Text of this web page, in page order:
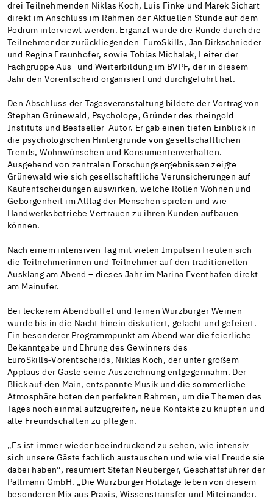
drei Teilnehmenden Niklas Koch, Luis Finke und Marek Sichart
direkt im Anschluss im Rahmen der Aktuellen Stunde auf dem
Podium interviewt werden. Ergänzt wurde die Runde durch die
Teilnehmer der zurückliegenden EuroSkills, Jan Dirkschnieder
und Regina Fraunhofer, sowie Tobias Michalak, Leiter der
Fachgruppe Aus- und Weiterbildung im BVPF, der in diesem
Jahr den Vorentscheid organisiert und durchgeführt hat.
Den Abschluss der Tagesveranstaltung bildete der Vortrag von
Stephan Grünewald, Psychologe, Gründer des rheingold
Instituts und Bestseller-Autor. Er gab einen tiefen Einblick in
die psychologischen Hintergründe von gesellschaftlichen
Trends, Wohnwünschen und Konsumentenverhalten.
Ausgehend von zentralen Forschungsergebnissen zeigte
Grünewald wie sich gesellschaftliche Verunsicherungen auf
Kaufentscheidungen auswirken, welche Rollen Wohnen und
Geborgenheit im Alltag der Menschen spielen und wie
Handwerksbetriebe Vertrauen zu ihren Kunden aufbauen
können.
Nach einem intensiven Tag mit vielen Impulsen freuten sich
die Teilnehmerinnen und Teilnehmer auf den traditionellen
Ausklang am Abend – dieses Jahr im Marina Eventhafen direkt
am Mainufer.
Bei leckerem Abendbuffet und feinen Würzburger Weinen
wurde bis in die Nacht hinein diskutiert, gelacht und gefeiert.
Ein besonderer Programmpunkt am Abend war die feierliche
Bekanntgabe und Ehrung des Gewinners des
EuroSkills‑Vorentscheids, Niklas Koch, der unter großem
Applaus der Gäste seine Auszeichnung entgegennahm. Der
Blick auf den Main, entspannte Musik und die sommerliche
Atmosphäre boten den perfekten Rahmen, um die Themen des
Tages noch einmal aufzugreifen, neue Kontakte zu knüpfen und
alte Freundschaften zu pflegen.
„Es ist immer wieder beeindruckend zu sehen, wie intensiv
sich unsere Gäste fachlich austauschen und wie viel Freude sie
dabei haben“, resümiert Stefan Neuberger, Geschäftsführer der
Pallmann GmbH. „Die Würzburger Holztage leben von diesem
besonderen Mix aus Praxis, Wissenstransfer und Miteinander.